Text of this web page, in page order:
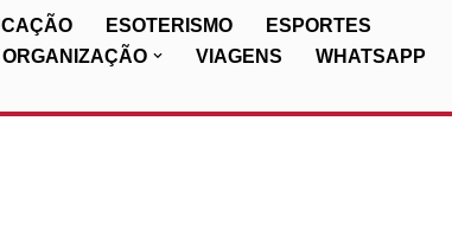
ESOTERISMO
ESPORTES
ORGANIZAÇÃO VIAGENS
WHATSAPP